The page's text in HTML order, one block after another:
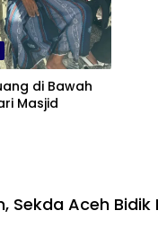
di Bawah
Masjid
Sekda Aceh